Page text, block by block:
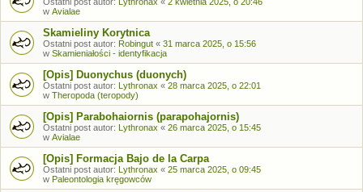
w Avialae
Skamieliny Korytnica
Ostatni post autor: Robingut « 31 marca 2025, o 15:56
w Skamieniałości - identyfikacja
[Opis] Duonychus (duonych)
Ostatni post autor: Lythronax « 28 marca 2025, o 22:01
w Theropoda (teropody)
[Opis] Parabohaiornis (parapohajornis)
Ostatni post autor: Lythronax « 26 marca 2025, o 15:45
w Avialae
[Opis] Formacja Bajo de la Carpa
Ostatni post autor: Lythronax « 25 marca 2025, o 09:45
w Paleontologia kręgowców